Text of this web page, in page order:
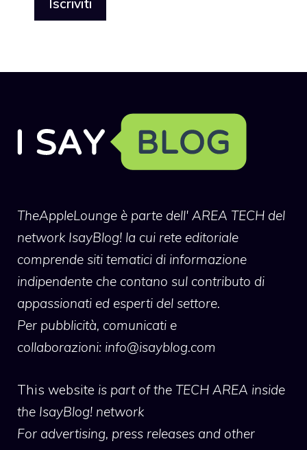
TheAppleLounge è parte dell' AREA TECH del
network IsayBlog! la cui rete editoriale
comprende siti tematici di informazione
indipendente che contano sul contributo di
appassionati ed esperti del settore.
Per pubblicità, comunicati e
collaborazioni: info@isayblog.com
This website is part of the TECH AREA inside
the IsayBlog! network
For advertising, press releases and other